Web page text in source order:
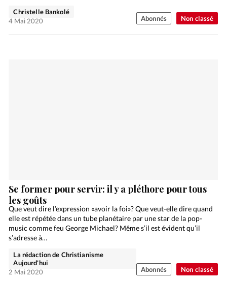
Non classé
Christelle Bankolé
4 Mai 2020
Abonnés
Non classé
Se former pour servir: il y a pléthore pour tous
les goûts
Que veut dire l’expression «avoir la foi»? Que veut-elle dire quand
elle est répétée dans un tube planétaire par une star de la pop-
music comme feu George Michael? Même s’il est évident qu’il
s’adresse à…
La rédaction de Christianisme
Aujourd'hui
2 Mai 2020
Abonnés